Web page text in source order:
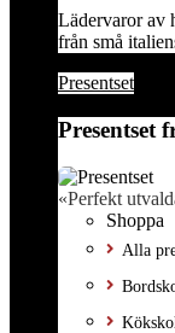
Lädervaror av
från små
Presentset
Presentset
«Perfekt
Shoppa
Alla